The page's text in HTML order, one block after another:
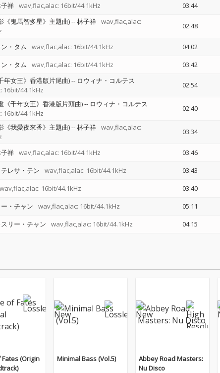
祥 wav,flac,alac: 16bit/44.1kHz 03:44
《鬼馬智多星》主題曲)--林子祥 wav,flac,alac:
02:48
・タム wav,flac,alac: 16bit/44.1kHz 04:02
・タム wav,flac,alac: 16bit/44.1kHz 03:42
年女王》香港版片尾曲)-- ロウィナ・コルテス
16bit/44.1kHz
02:54
《千年女王》香港版片頭曲)-- ロウィナ・コルテス
16bit/44.1kHz
02:40
《我愛夜來香》主題曲)--林子祥 wav,flac,alac:
03:34
祥 wav,flac,alac: 16bit/44.1kHz 03:46
テレサ・テン wav,flac,alac: 16bit/44.1kHz 03:43
wav,flac,alac: 16bit/44.1kHz 03:40
・チャン wav,flac,alac: 16bit/44.1kHz 05:11
スリー・チャン wav,flac,alac: 16bit/44.1kHz 04:15
(Origin
Minimal Bass (Vol.5)
Abbey Road Masters:
Nu Disco